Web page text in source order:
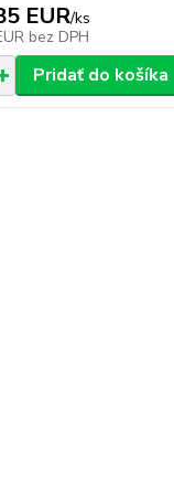
EUR/ks
bez DPH
Pridať do košíka